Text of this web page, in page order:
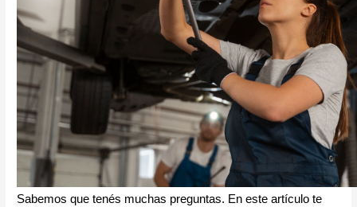
Sabemos que tenés muchas preguntas. En este artículo te